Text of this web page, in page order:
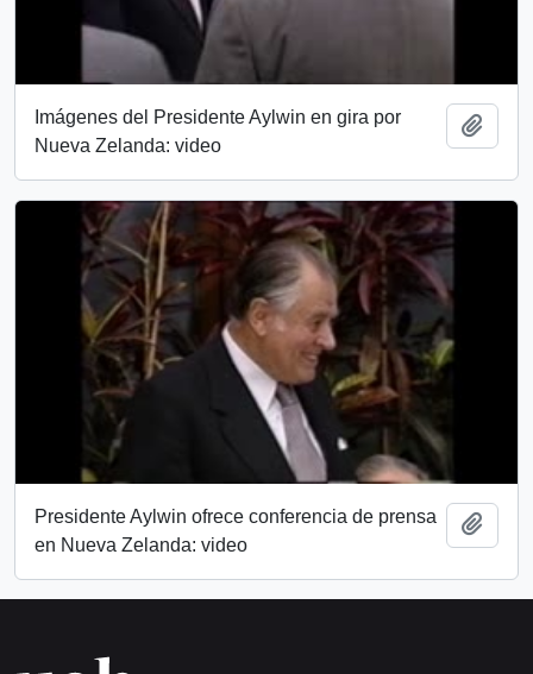
Imágenes del Presidente Aylwin en gira por
Nueva Zelanda: video
Presidente Aylwin ofrece conferencia de prensa
en Nueva Zelanda: video